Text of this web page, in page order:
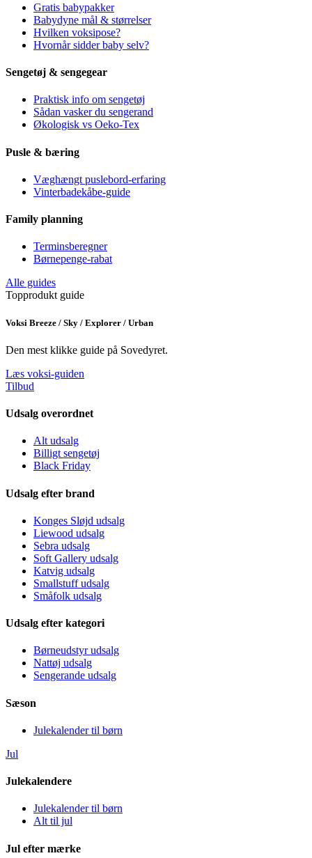
Gratis babypakker
Babydyne mål & størrelser
Hvilken voksipose?
Hvornår sidder baby selv?
Sengetøj & sengegear
Praktisk info om sengetøj
Sådan vasker du sengerand
Økologisk vs Oeko-Tex
Pusle & bæring
Væghængt puslebord-erfaring
Vinterbadekåbe-guide
Family planning
Terminsberegner
Børnepenge-rabat
Alle guides
Topprodukt guide
Voksi Breeze / Sky / Explorer / Urban
Den mest klikke guide på Sovedyret.
Læs voksi-guiden
Tilbud
Udsalg overordnet
Alt udsalg
Billigt sengetøj
Black Friday
Udsalg efter brand
Konges Sløjd udsalg
Liewood udsalg
Sebra udsalg
Soft Gallery udsalg
Katvig udsalg
Smallstuff udsalg
Småfolk udsalg
Udsalg efter kategori
Børneudstyr udsalg
Nattøj udsalg
Sengerande udsalg
Sæson
Julekalender til børn
Jul
Julekalendere
Julekalender til børn
Alt til jul
Jul efter mærke